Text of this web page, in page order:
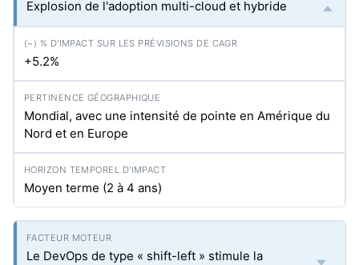
Explosion de l'adoption multi-cloud et hybride
+5.2%
Mondial, avec une intensité de pointe en Amérique du
Nord et en Europe
Moyen terme (2 à 4 ans)
Le DevOps de type « shift-left » stimule la